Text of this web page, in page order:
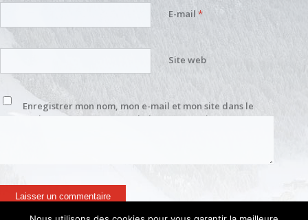
E-mail *
Site web
Enregistrer mon nom, mon e-mail et mon site dans le
navigateur pour mon prochain commentaire.